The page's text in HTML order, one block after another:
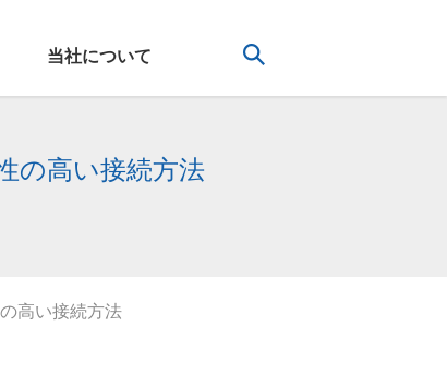
当社について
の高い接続方法
高い接続方法